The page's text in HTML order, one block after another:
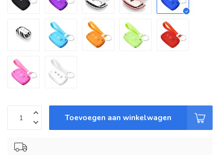
Toevoegen aan winkelwagen